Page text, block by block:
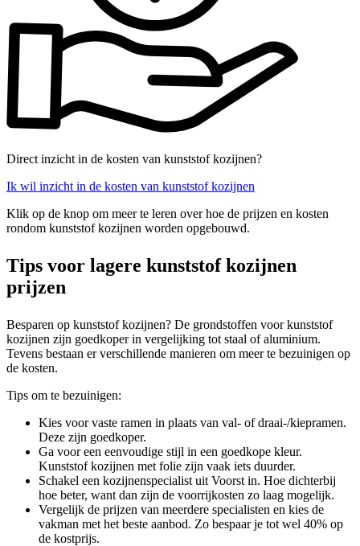
Direct inzicht in de kosten van kunststof kozijnen?
Ik wil inzicht in de kosten van kunststof kozijnen
Klik op de knop om meer te leren over hoe de prijzen en kosten
rondom kunststof kozijnen worden opgebouwd.
Tips voor lagere kunststof kozijnen
prijzen
Besparen op kunststof kozijnen? De grondstoffen voor kunststof
kozijnen zijn goedkoper in vergelijking tot staal of aluminium.
Tevens bestaan er verschillende manieren om meer te bezuinigen op
de kosten.
Tips om te bezuinigen:
Kies voor vaste ramen in plaats van val- of draai-/kiepramen.
Deze zijn goedkoper.
Ga voor een eenvoudige stijl in een goedkope kleur.
Kunststof kozijnen met folie zijn vaak iets duurder.
Schakel een kozijnenspecialist uit Voorst in. Hoe dichterbij
hoe beter, want dan zijn de voorrijkosten zo laag mogelijk.
Vergelijk de prijzen van meerdere specialisten en kies de
vakman met het beste aanbod. Zo bespaar je tot wel 40% op
de kostprijs.